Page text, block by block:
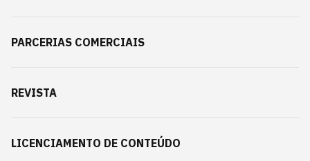
PARCERIAS COMERCIAIS
REVISTA
LICENCIAMENTO DE CONTEÚDO